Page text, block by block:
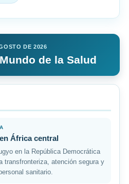
DE 2026
de la Salud
África central
en la República Democrática
transfronteriza, atención segura y
sanitario.